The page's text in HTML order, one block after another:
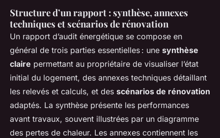
Structure d’un rapport : synthèse, annexes
techniques et scénarios de rénovation
Un rapport d’audit énergétique se compose en
général de trois parties essentielles : une synthèse
claire permettant au propriétaire de visualiser l’état
initial du logement, des annexes techniques détaillant
les relevés et calculs, et des scénarios de rénovation
adaptés. La synthèse présente les performances
avant travaux, souvent illustrées par un diagramme
des pertes de chaleur. Les annexes contiennent les